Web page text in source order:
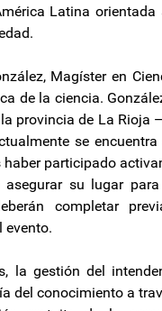
Latina
Magíster en
de la ciencia.
provincia de La
se
participado
su lugar
completar
evento.
la gestión del
del conocimiento a